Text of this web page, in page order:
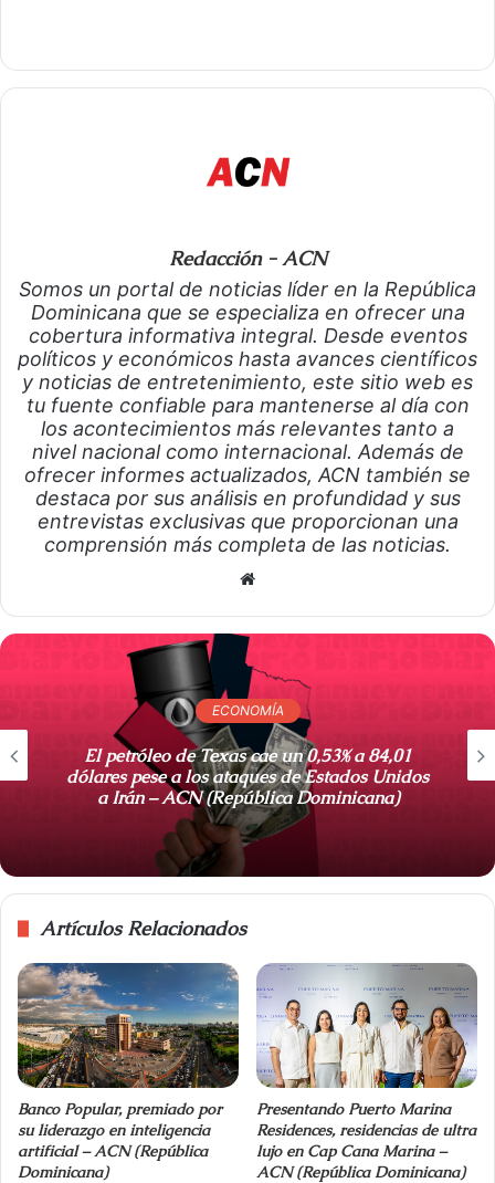
Redacción - ACN
Somos un portal de noticias líder en la República
Dominicana que se especializa en ofrecer una
cobertura informativa integral. Desde eventos
políticos y económicos hasta avances científicos
y noticias de entretenimiento, este sitio web es
tu fuente confiable para mantenerse al día con
los acontecimientos más relevantes tanto a
nivel nacional como internacional. Además de
ofrecer informes actualizados, ACN también se
destaca por sus análisis en profundidad y sus
entrevistas exclusivas que proporcionan una
comprensión más completa de las noticias.
t
o
w
b
ECONOMÍA
El petróleo de Texas cae un 0,53% a 84,01
dólares pese a los ataques de Estados Unidos
a Irán – ACN (República Dominicana)
Artículos Relacionados
Banco Popular, premiado por
su liderazgo en inteligencia
artificial – ACN (República
Dominicana)
Presentando Puerto Marina
Residences, residencias de ultra
lujo en Cap Cana Marina –
ACN (República Dominicana)